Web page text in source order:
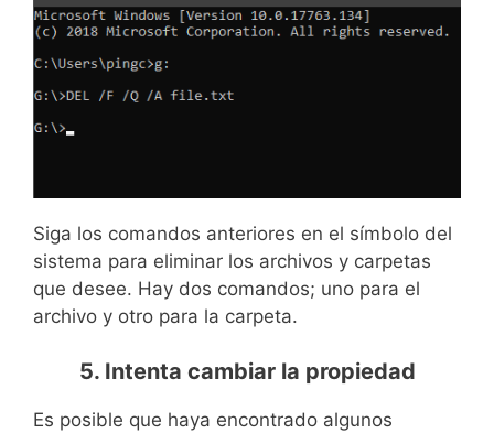
Siga los comandos anteriores en el símbolo del
sistema para eliminar los archivos y carpetas
que desee. Hay dos comandos; uno para el
archivo y otro para la carpeta.
5. Intenta cambiar la propiedad
Es posible que haya encontrado algunos